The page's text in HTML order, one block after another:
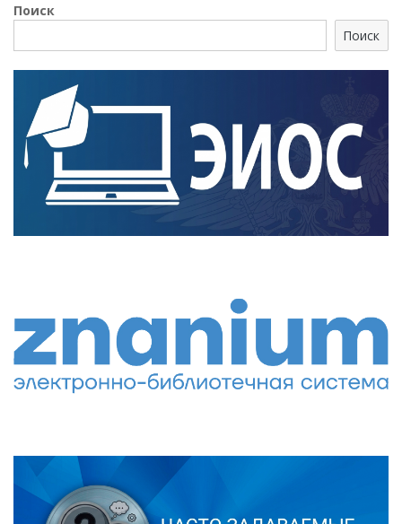
Поиск
Поиск